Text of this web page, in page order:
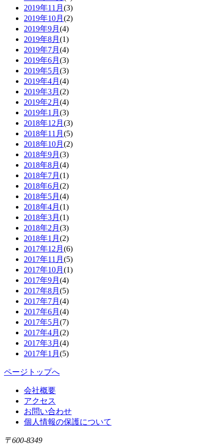
2019年11月 (3)
2019年10月 (2)
2019年9月 (4)
2019年8月 (1)
2019年7月 (4)
2019年6月 (3)
2019年5月 (3)
2019年4月 (4)
2019年3月 (2)
2019年2月 (4)
2019年1月 (3)
2018年12月 (3)
2018年11月 (5)
2018年10月 (2)
2018年9月 (3)
2018年8月 (4)
2018年7月 (1)
2018年6月 (2)
2018年5月 (4)
2018年4月 (1)
2018年3月 (1)
2018年2月 (3)
2018年1月 (2)
2017年12月 (6)
2017年11月 (5)
2017年10月 (1)
2017年9月 (4)
2017年8月 (5)
2017年7月 (4)
2017年6月 (4)
2017年5月 (7)
2017年4月 (2)
2017年3月 (4)
2017年1月 (5)
ページトップへ
会社概要
アクセス
お問い合わせ
個人情報の保護について
〒600-8349